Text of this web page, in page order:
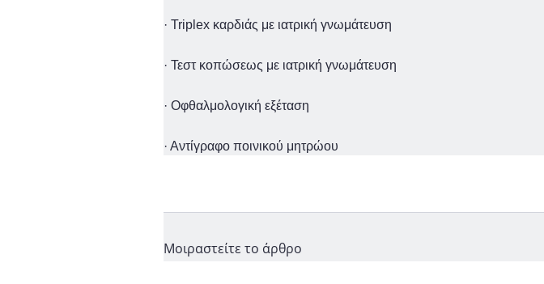
· Triplex καρδιάς με ιατρική γνωμάτευση
· Τεστ κοπώσεως με ιατρική γνωμάτευση
· Οφθαλμολογική εξέταση
· Αντίγραφο ποινικού μητρώου
Μοιραστείτε το άρθρο